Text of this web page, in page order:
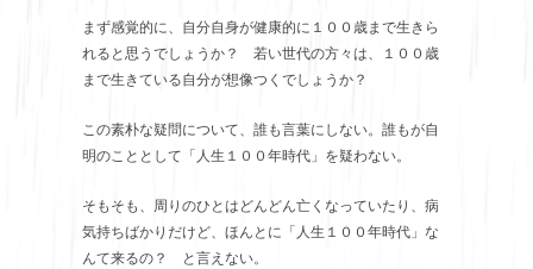
まず感覚的に、自分自身が健康的に１００歳まで生きら
れると思うでしょうか？ 若い世代の方々は、１００歳
まで生きている自分が想像つくでしょうか？
この素朴な疑問について、誰も言葉にしない。誰もが自
明のこととして「人生１００年時代」を疑わない。
そもそも、周りのひとはどんどん亡くなっていたり、病
気持ちばかりだけど、ほんとに「人生１００年時代」な
んて来るの？ と言えない。